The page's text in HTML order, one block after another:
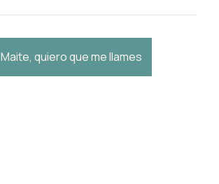
Maite, quiero que me llames